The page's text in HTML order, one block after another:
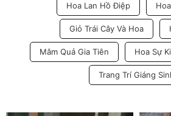
Hoa Lan Hồ Điệp
Giỏ Trái Cây Và Hoa
Mâm Quả Gia Tiên Hoa Sự
Trang Trí Giáng